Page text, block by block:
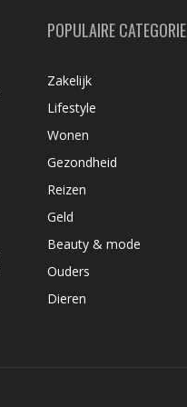
POPULAIRE CATEGORIE
Zakelijk
Lifestyle
Wonen
Gezondheid
Reizen
Geld
Beauty & mode
Ouders
Dieren